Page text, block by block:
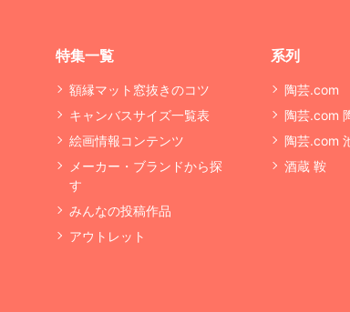
特集一覧
額縁マット窓抜きのコツ
キャンバスサイズ一覧表
絵画情報コンテンツ
メーカー・ブランドから探
す
みんなの投稿作品
アウトレット
系列
陶芸.com
陶芸.com
陶芸.com
酒蔵 鞍